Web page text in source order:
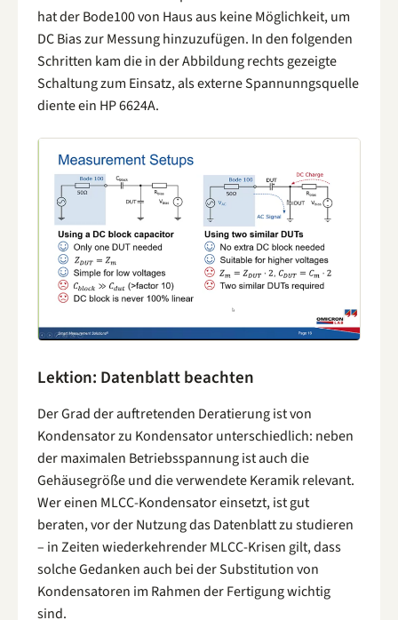
hat der Bode100 von Haus aus keine Möglichkeit, um
DC Bias zur Messung hinzuzufügen. In den folgenden
Schritten kam die in der Abbildung rechts gezeigte
Schaltung zum Einsatz, als externe Spannunngsquelle
diente ein HP 6624A.
Lektion: Datenblatt beachten
Der Grad der auftretenden Deratierung ist von
Kondensator zu Kondensator unterschiedlich: neben
der maximalen Betriebsspannung ist auch die
Gehäusegröße und die verwendete Keramik relevant.
Wer einen MLCC-Kondensator einsetzt, ist gut
beraten, vor der Nutzung das Datenblatt zu studieren
– in Zeiten wiederkehrender MLCC-Krisen gilt, dass
solche Gedanken auch bei der Substitution von
Kondensatoren im Rahmen der Fertigung wichtig
sind.